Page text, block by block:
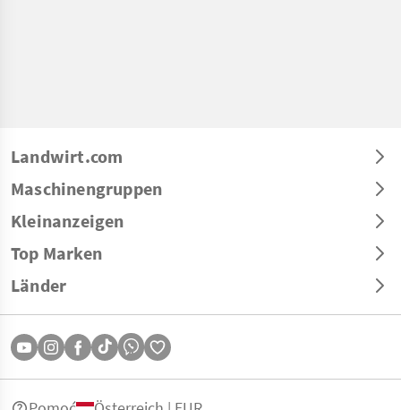
Landwirt.com
Maschinengruppen
Kleinanzeigen
Top Marken
Länder